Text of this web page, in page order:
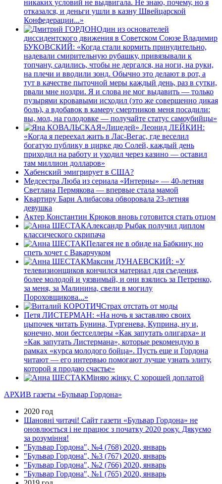
никаких условий не выдвигала. Не знаю, почему, но я
отказался, и деньги ушли в казну Швейцарской
Конфедерации...»
Один из основателей
диссидентского движения в Советском Союзе Владимир
БУКОВСКИЙ: «Когда стали кормить принудительно,
надевали смирительную рубашку, привязывали к
топчану, садились, чтобы не дергался, на ноги, на руки,
на плечи и вводили зонд. Обычно это делают в рот, а
тут в качестве пыточной меры каждый день, раз в сутки,
рвали мне ноздри. Я и слова не мог выдавить — только
пузырями кровавыми исходил (это же совершенно дикая
боль), а вдобавок в камеру смертников меня посадили:
вы, мол, на голодовке — получайте статус самоубийцы»
«Лицедей» Леонид ЛЕЙКИН:
«Когда я переехал жить в Лас-Вегас, где веселил
богатую публику в цирке дю Солей, каждый день
приходил на работу и уходил через казино — оставил
там миллион долларов»
Хабенский эмигрирует в США?
Медсестра Люба из сериала «Интерны» — 40-летняя
Светлана Пермякова — впервые стала мамой
Квартиру Бари Алибасова обворовала 23-летняя
девушка
Актер Константин Крюков вновь готовится стать отцом
Александр Рыбак получил диплом
классического скрипача
Пелагея не в обиде на Бабкину, но
спеть хочет с Вакарчуком
Максим ДУНАЕВСКИЙ: «У
телевизионщиков кончился материал для съедения,
более молодой и уязвимый, и они взялись за Петренко,
за меня, за Малинина, свели в могилу
Пороховщикова...»
Страх отстать от моды
Петя ЛИСТЕРМАН: «На ночь я заставляю своих
цыпочек читать Бунина, Тургенева, Куприна, ну и,
конечно, мои бестселлеры «Как запутать олигарха» и
«Как запутать Листермана», которые рекомендую в
рамках «курса молодого бойца». Пусть еще и Гордона
читают — его интервью помогают лучше узнать элиту,
которой я продаю счастье»
Мiняю жiнку. С хорошей доплатой
АРХИВ газеты «Бульвар Гордона»
2020 год
Шановні читачі! Сайт газети «Бульвар Гордона» не
оновлюється і не працює з початку 2020 року. Дякуємо
за розуміння!
"Бульвар Гордона", №4 (768) 2020, январь
"Бульвар Гордона", №3 (767) 2020, январь
"Бульвар Гордона", №2 (766) 2020, январь
"Бульвар Гордона", №1 (765) 2020, январь